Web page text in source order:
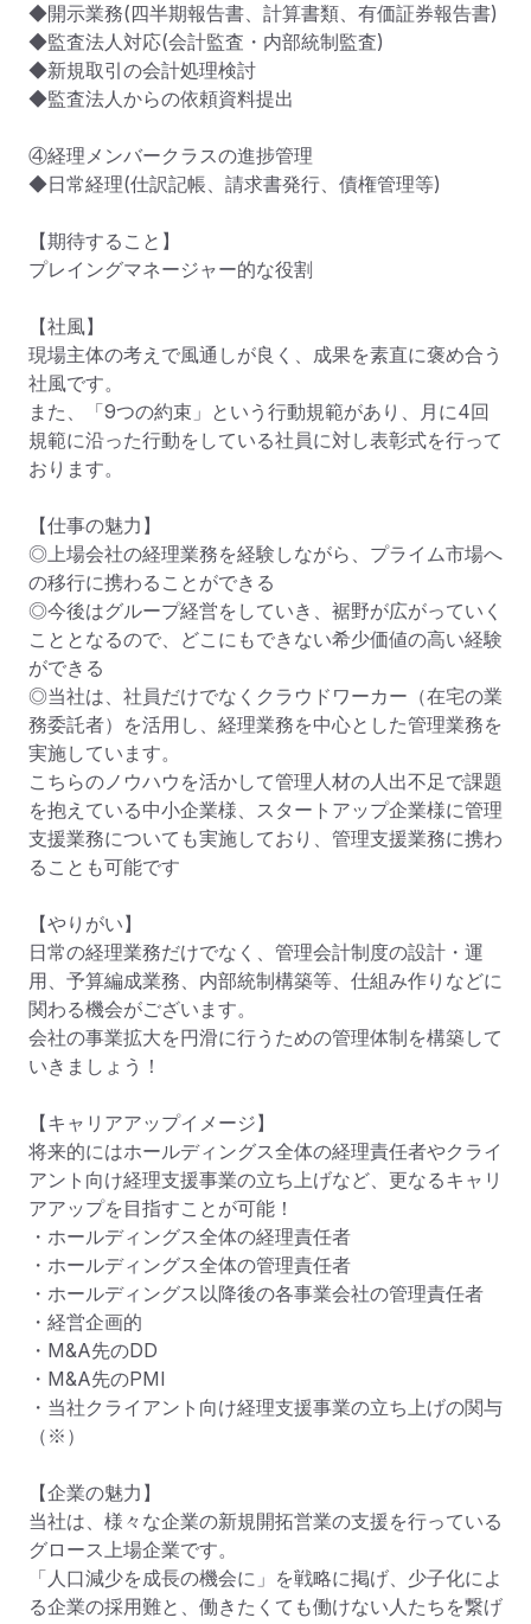
◆開示業務(四半期報告書、計算書類、有価証券報告書)
◆監査法人対応(会計監査・内部統制監査)
◆新規取引の会計処理検討
◆監査法人からの依頼資料提出
④経理メンバークラスの進捗管理
◆日常経理(仕訳記帳、請求書発行、債権管理等)
【期待すること】
プレイングマネージャー的な役割
【社風】
現場主体の考えで風通しが良く、成果を素直に褒め合う
社風です。
また、「9つの約束」という行動規範があり、月に4回
規範に沿った行動をしている社員に対し表彰式を行って
おります。
【仕事の魅力】
◎上場会社の経理業務を経験しながら、プライム市場へ
の移行に携わることができる
◎今後はグループ経営をしていき、裾野が広がっていく
こととなるので、どこにもできない希少価値の高い経験
ができる
◎当社は、社員だけでなくクラウドワーカー（在宅の業
務委託者）を活用し、経理業務を中心とした管理業務を
実施しています。
こちらのノウハウを活かして管理人材の人出不足で課題
を抱えている中小企業様、スタートアップ企業様に管理
支援業務についても実施しており、管理支援業務に携わ
ることも可能です
【やりがい】
日常の経理業務だけでなく、管理会計制度の設計・運
用、予算編成業務、内部統制構築等、仕組み作りなどに
関わる機会がございます。
会社の事業拡大を円滑に行うための管理体制を構築して
いきましょう！
【キャリアアップイメージ】
将来的にはホールディングス全体の経理責任者やクライ
アント向け経理支援事業の立ち上げなど、更なるキャリ
アアップを目指すことが可能！
・ホールディングス全体の経理責任者
・ホールディングス全体の管理責任者
・ホールディングス以降後の各事業会社の管理責任者
・経営企画的
・M&A先のDD
・M&A先のPMI
・当社クライアント向け経理支援事業の立ち上げの関与
（※）
【企業の魅力】
当社は、様々な企業の新規開拓営業の支援を行っている
グロース上場企業です。
「人口減少を成長の機会に」を戦略に掲げ、少子化によ
る企業の採用難と、働きたくても働けない人たちを繋げ